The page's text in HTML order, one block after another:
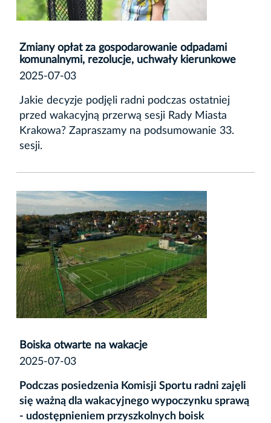
Zmiany opłat za gospodarowanie odpadami
komunalnymi, rezolucje, uchwały kierunkowe
2025-07-03
Jakie decyzje podjęli radni podczas ostatniej
przed wakacyjną przerwą sesji Rady Miasta
Krakowa? Zapraszamy na podsumowanie 33.
sesji.
Boiska otwarte na wakacje
2025-07-03
Podczas posiedzenia Komisji Sportu radni zajęli
się ważną dla wakacyjnego wypoczynku sprawą
- udostępnieniem przyszkolnych boisk